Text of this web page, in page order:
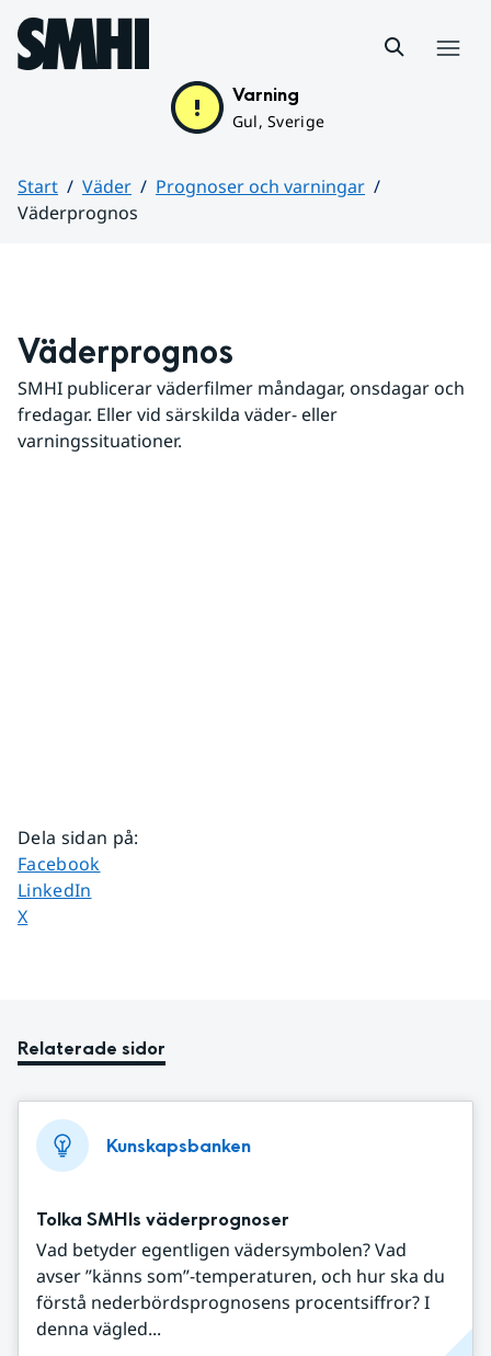
Hoppa till sidans innehåll
Varning
Gul, Sverige
Start Väder
Prognoser och varningar
Väderprognos
Väderprognos
SMHI publicerar väderfilmer måndagar, onsdagar och
fredagar. Eller vid särskilda väder- eller
varningssituationer.
Dela sidan på:
Dela sidan på
Facebook
Dela sidan på
LinkedIn
Dela sidan på
X
Relaterade sidor
Kunskapsbanken
Tolka SMHIs väderprognoser
Vad betyder egentligen vädersymbolen? Vad
avser ”känns som”-temperaturen, och hur ska du
förstå nederbördsprognosens procentsiffror? I
denna vägled...